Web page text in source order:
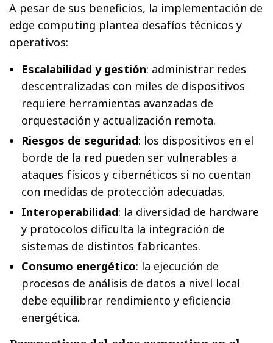
A pesar de sus beneficios, la implementación de
edge computing plantea desafíos técnicos y
operativos:
Escalabilidad y gestión: administrar redes
descentralizadas con miles de dispositivos
requiere herramientas avanzadas de
orquestación y actualización remota.
Riesgos de seguridad: los dispositivos en el
borde de la red pueden ser vulnerables a
ataques físicos y cibernéticos si no cuentan
con medidas de protección adecuadas.
Interoperabilidad: la diversidad de hardware
y protocolos dificulta la integración de
sistemas de distintos fabricantes.
Consumo energético: la ejecución de
procesos de análisis de datos a nivel local
debe equilibrar rendimiento y eficiencia
energética.